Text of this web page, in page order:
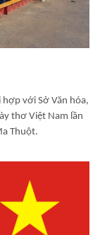
với Sở Văn hóa,
thơ Việt Nam lần
Thuột.